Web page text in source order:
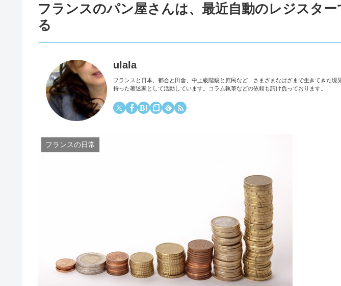
フランスのパン屋さんは、最近自動のレジスタ
る
ulala
フランスと日本、都会と田舎、中上級階級と庶民など、さまざまなはざまで生きてきた境
持った著述家として活動しています。コラム執筆などの依頼も請け負っております。
フランスの日常